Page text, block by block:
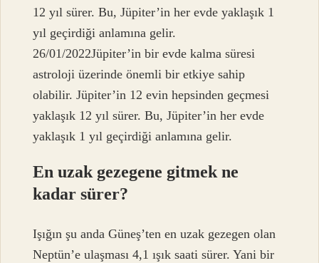
12 yıl sürer. Bu, Jüpiter’in her evde yaklaşık 1
yıl geçirdiği anlamına gelir.
26/01/2022Jüpiter’in bir evde kalma süresi
astroloji üzerinde önemli bir etkiye sahip
olabilir. Jüpiter’in 12 evin hepsinden geçmesi
yaklaşık 12 yıl sürer. Bu, Jüpiter’in her evde
yaklaşık 1 yıl geçirdiği anlamına gelir.
En uzak gezegene gitmek ne
kadar sürer?
Işığın şu anda Güneş’ten en uzak gezegen olan
Neptün’e ulaşması 4,1 ışık saati sürer. Yani bir